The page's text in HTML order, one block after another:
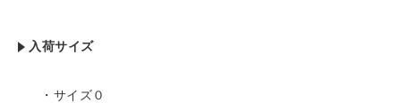
入荷サイズ
・サイズ０